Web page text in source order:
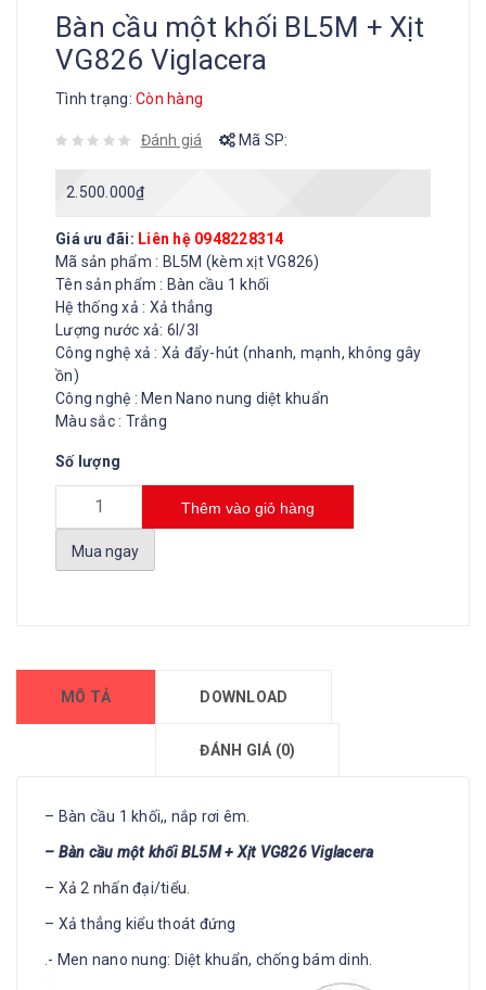
Bàn cầu một khối BL5M + Xịt
VG826 Viglacera
Tình trạng: Còn hàng
Đánh giá Mã SP:
2.500.000₫
Giá ưu đãi: Liên hệ 0948228314
Mã sản phẩm : BL5M (kèm xịt VG826)
Tên sản phẩm : Bàn cầu 1 khối
Hệ thống xả : Xả thẳng
Lượng nước xả: 6l/3l
Công nghệ xả : Xả đẩy-hút (nhanh, mạnh, không gây
ồn)
Công nghệ : Men Nano nung diệt khuẩn
Màu sắc : Trắng
Số lượng
Thêm vào giỏ hàng
Mua ngay
MÔ TẢ DOWNLOAD
ĐÁNH GIÁ (0)
– Bàn cầu 1 khối,, nắp rơi êm.
– Bàn cầu một khối BL5M + Xịt VG826 Viglacera
– Xả 2 nhấn đại/tiểu.
– Xả thẳng kiểu thoát đứng
.- Men nano nung: Diệt khuẩn, chống bám dinh.